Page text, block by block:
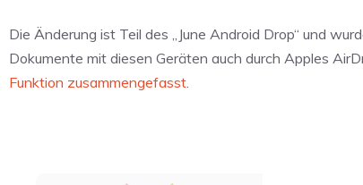
Die Änderung ist Teil des „June Android Drop“ und
Dokumente mit diesen Geräten auch durch Apples
Funktion zusammengefasst